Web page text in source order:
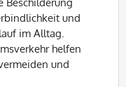
und
im Alltag.
helfen
und